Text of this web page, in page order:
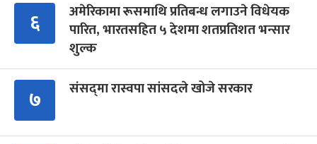
६
अमेरिकामा रूसमाथि प्रतिबन्ध लगाउने विधेयक
पारित, भारतसहित ५ देशमा शतप्रतिशत भन्सार
शुल्क
७ संसद्‍मा रास्वपा सांसदले खोजे सरकार